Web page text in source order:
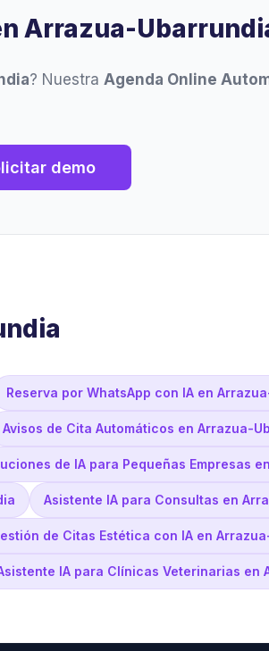
Arrazua-
? Nuestra Agenda Online
demo
Reserva por WhatsApp con IA en
Avisos de Cita Automáticos en Arrazua-
de IA para Pequeñas Empresas
Asistente IA para Consultas en
de Citas Estética con IA en
IA para Clínicas Veterinarias en